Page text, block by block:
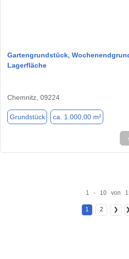
Gartengrundstück,
Lagerfläche
Chemnitz, 09224
Grundstück ca. 1.000,00 m²
1 - 10 von
1 2 ❯